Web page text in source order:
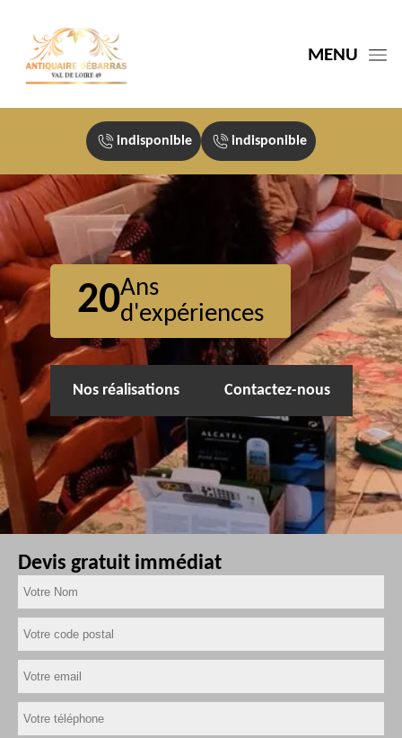
MENU
indisponible indisponible
20Ans
d'expériences
Nos réalisations Contactez-nous
Devis gratuit immédiat